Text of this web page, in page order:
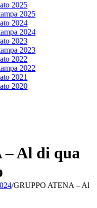
2025
2025
2024
2024
2023
2023
2022
2022
2021
2020
– Al di qua
/GRUPPO ATENA – Al